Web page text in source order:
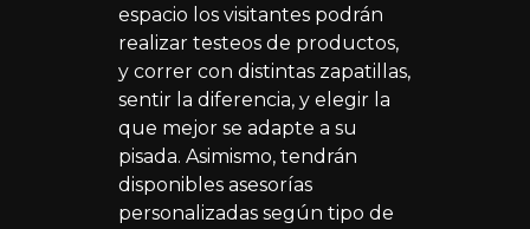
espacio los visitantes podrán
realizar testeos de productos,
y correr con distintas zapatillas,
sentir la diferencia, y elegir la
que mejor se adapte a su
pisada. Asimismo, tendrán
disponibles asesorías
personalizadas según tipo de